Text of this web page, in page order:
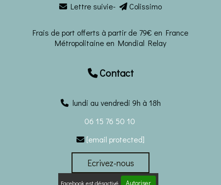
 Lettre suivie-  Colissimo
Frais de port offerts à partir de 79€ en France
Métropolitaine en Mondial Relay
Contact
lundi au vendredi 9h à 18h
06 15 76 50 10
 [email protected]
Ecrivez-nous
Facebook est désactivé. Autoriser